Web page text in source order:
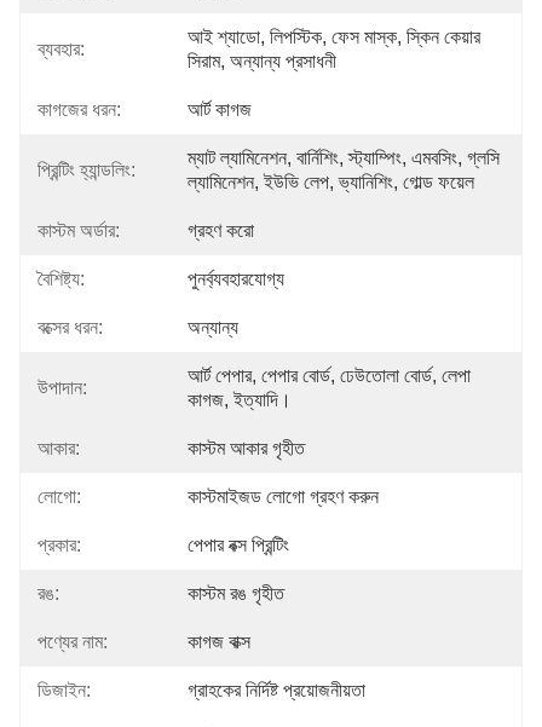
ব্যবহার:
আই শ্যাডো, লিপস্টিক, ফেস মাস্ক, স্কিন কেয়ার
সিরাম, অন্যান্য প্রসাধনী
কাগজের ধরন: আর্ট কাগজ
প্রিন্টিং হ্যান্ডলিং:
ম্যাট ল্যামিনেশন, বার্নিশিং, স্ট্যাম্পিং, এমবসিং, গ্লসি
ল্যামিনেশন, ইউভি লেপ, ভ্যানিশিং, গোল্ড ফয়েল
কাস্টম অর্ডার: গ্রহণ করো
বৈশিষ্ট্য: পুনর্ব্যবহারযোগ্য
বক্সের ধরন: অন্যান্য
উপাদান:
আর্ট পেপার, পেপার বোর্ড, ঢেউতোলা বোর্ড, লেপা
কাগজ, ইত্যাদি।
আকার: কাস্টম আকার গৃহীত
লোগো: কাস্টমাইজড লোগো গ্রহণ করুন
প্রকার: পেপার বক্স প্রিন্টিং
রঙ: কাস্টম রঙ গৃহীত
পণ্যের নাম: কাগজ বাক্স
ডিজাইন: গ্রাহকের নির্দিষ্ট প্রয়োজনীয়তা